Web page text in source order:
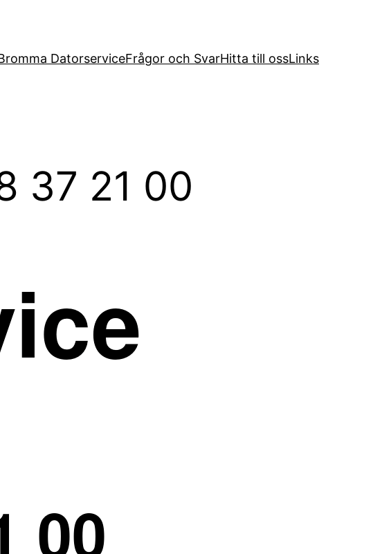
DatorserviceFrågor och SvarHitta till ossLinks
37 21 00